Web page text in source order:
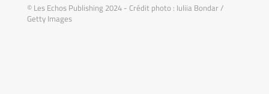
© Les Echos Publishing 2024 - Crédit photo : Iuliia Bondar /
Getty Images